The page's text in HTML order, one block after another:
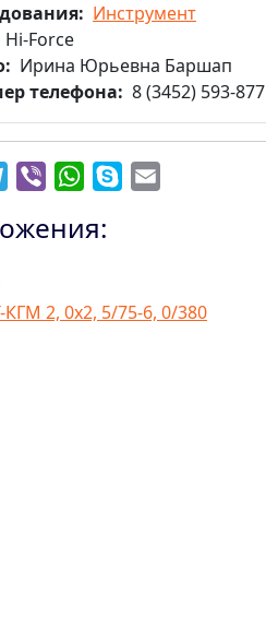
Инструмент
Hi-Force
Ирина Юрьевна Баршап
телефона
8 (3452) 593-877
Telegram
Viber WhatsApp
Skype
КГМ 2, 0х2, 5/75-6, 0/380